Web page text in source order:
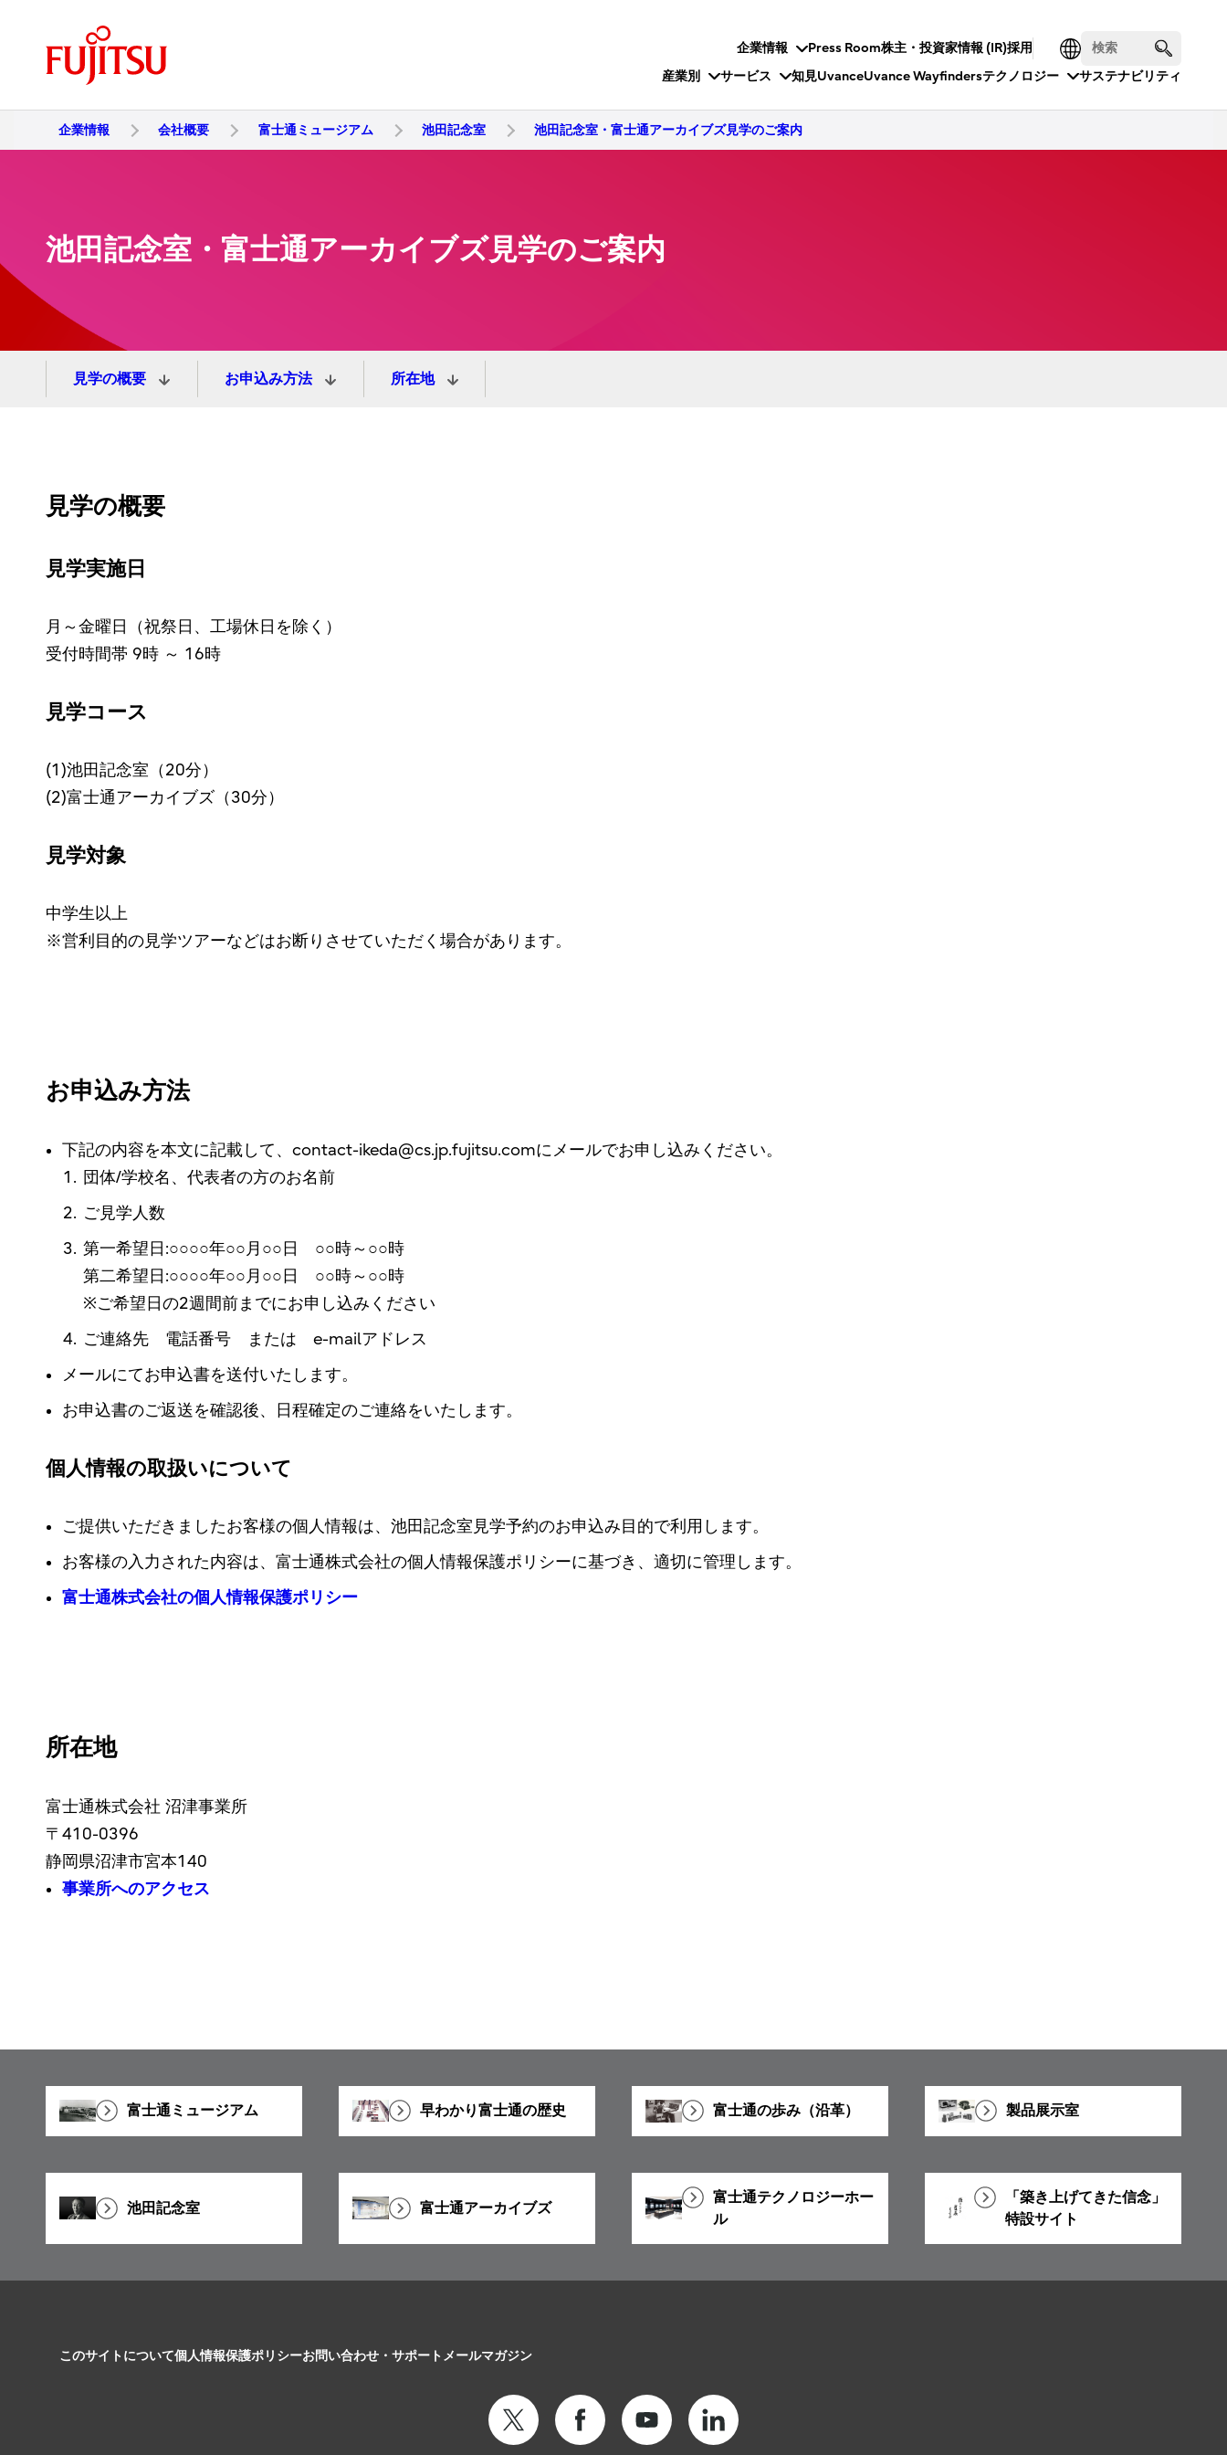
企業情報 Press Room株主・投資家情報 (IR)採用
産業別
サービス 知見UvanceUvance Wayfindersテクノロジー サステナビリティ
企業情報 会社概要 富士通ミュージアム 池田記念室 池田記念室・富士通アーカイブズ見学のご案内
池田記念室・富士通アーカイブズ見学のご案内
見学の概要 お申込み方法 所在地
見学の概要
見学実施日
月～金曜日（祝祭日、工場休日を除く）
受付時間帯 9時 ～ 16時
見学コース
(1)池田記念室（20分）
(2)富士通アーカイブズ（30分）
見学対象
中学生以上
※営利目的の見学ツアーなどはお断りさせていただく場合があります。
お申込み方法
下記の内容を本文に記載して、contact-ikeda@cs.jp.fujitsu.comにメールでお申し込みください。
団体/学校名、代表者の方のお名前
ご見学人数
第一希望日:○○○○年○○月○○日 ○○時～○○時
第二希望日:○○○○年○○月○○日 ○○時～○○時
※ご希望日の2週間前までにお申し込みください
ご連絡先 電話番号 または e-mailアドレス
メールにてお申込書を送付いたします。
お申込書のご返送を確認後、日程確定のご連絡をいたします。
個人情報の取扱いについて
ご提供いただきましたお客様の個人情報は、池田記念室見学予約のお申込み目的で利用します。
お客様の入力された内容は、富士通株式会社の個人情報保護ポリシーに基づき、適切に管理します。
富士通株式会社の個人情報保護ポリシー
所在地
富士通株式会社 沼津事業所
〒410-0396
静岡県沼津市宮本140
事業所へのアクセス
富士通ミュージアム 早わかり富士通の歴史 富士通の歩み（沿革） 製品展示室
池田記念室 富士通アーカイブズ
富士通テクノロジーホー
ル
「築き上げてきた信念」
特設サイト
このサイトについて個人情報保護ポリシーお問い合わせ・サポート メールマガジン